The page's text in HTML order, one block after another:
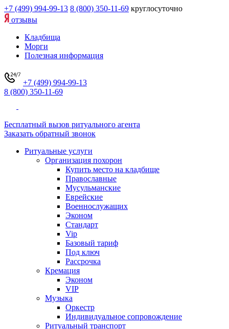
+7 (499) 994-99-13 8 (800) 350-11-69 круглосуточно
отзывы
Кладбища
Морги
Полезная информация
+7 (499) 994-99-13
8 (800) 350-11-69
Бесплатный вызов ритуального агента
Заказать обратный звонок
Ритуальные услуги
Организация похорон
Купить место на кладбище
Православные
Мусульманские
Еврейские
Военнослужащих
Эконом
Стандарт
Vip
Базовый тариф
Под ключ
Рассрочка
Кремация
Эконом
VIP
Музыка
Оркестр
Индивидуальное сопровождение
Ритуальный транспорт